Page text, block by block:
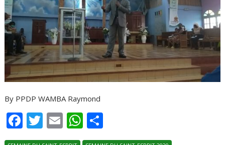
By PPDP WAMBA Raymond
F
ac
T
w
E
m
W
h ar